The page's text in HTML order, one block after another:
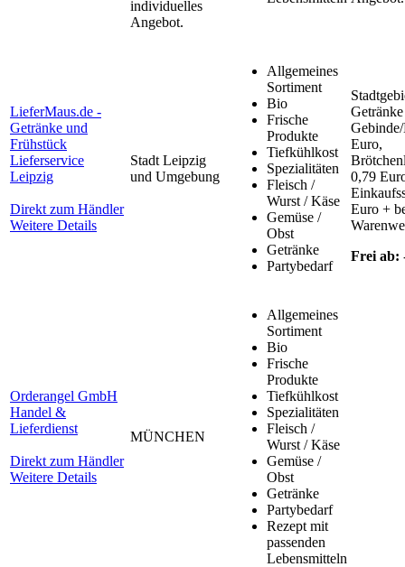
individuelles
Angebot.
LieferMaus.de -
Getränke und
Frühstück
Lieferservice
Leipzig
Direkt zum Händler
Weitere Details
Stadt Leipzig
und Umgebung
Allgemeines
Sortiment
Bio
Frische
Produkte
Tiefkühlkost
Spezialitäten
Fleisch /
Wurst / Käse
Gemüse /
Obst
Getränke
Partybedarf
Euro,
0,79
Euro +
Frei ab:
Orderangel GmbH
Handel &
Lieferdienst
Direkt zum Händler
Weitere Details
MÜNCHEN
Allgemeines
Sortiment
Bio
Frische
Produkte
Tiefkühlkost
Spezialitäten
Fleisch /
Wurst / Käse
Gemüse /
Obst
Getränke
Partybedarf
Rezept mit
passenden
Lebensmitteln